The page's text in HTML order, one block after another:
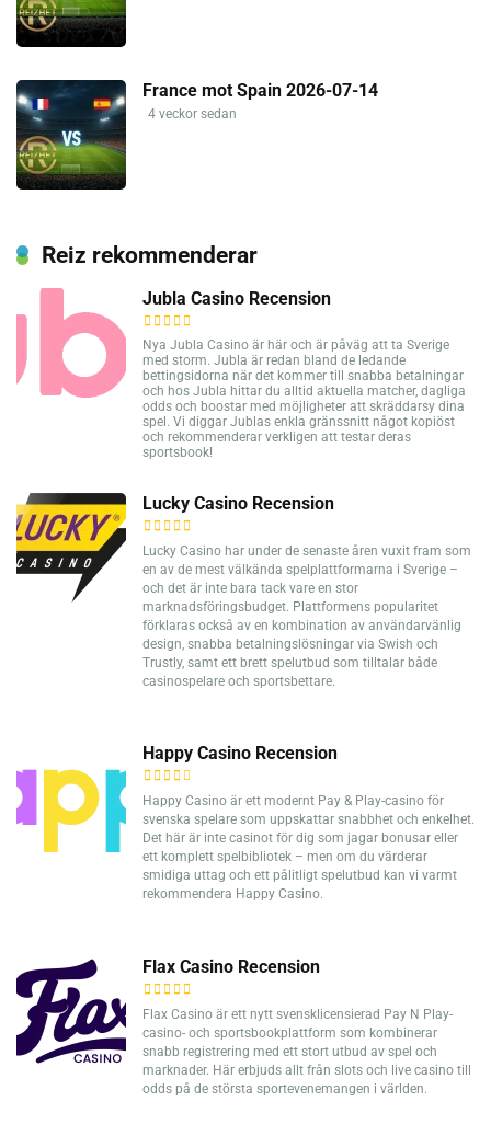
France mot Spain 2026-07-14
4 veckor sedan
Reiz rekommenderar
Jubla Casino Recension
Nya Jubla Casino är här och är påväg att ta Sverige
med storm. Jubla är redan bland de ledande
bettingsidorna när det kommer till snabba betalningar
och hos Jubla hittar du alltid aktuella matcher, dagliga
odds och boostar med möjligheter att skräddarsy dina
spel. Vi diggar Jublas enkla gränssnitt något kopiöst
och rekommenderar verkligen att testar deras
sportsbook!
Lucky Casino Recension
Lucky Casino har under de senaste åren vuxit fram som
en av de mest välkända spelplattformarna i Sverige –
och det är inte bara tack vare en stor
marknadsföringsbudget. Plattformens popularitet
förklaras också av en kombination av användarvänlig
design, snabba betalningslösningar via Swish och
Trustly, samt ett brett spelutbud som tilltalar både
casinospelare och sportsbettare.
Happy Casino Recension
Happy Casino är ett modernt Pay & Play-casino för
svenska spelare som uppskattar snabbhet och enkelhet.
Det här är inte casinot för dig som jagar bonusar eller
ett komplett spelbibliotek – men om du värderar
smidiga uttag och ett pålitligt spelutbud kan vi varmt
rekommendera Happy Casino.
Flax Casino Recension
Flax Casino är ett nytt svensklicensierad Pay N Play-
casino- och sportsbookplattform som kombinerar
snabb registrering med ett stort utbud av spel och
marknader. Här erbjuds allt från slots och live casino till
odds på de största sportevenemangen i världen.